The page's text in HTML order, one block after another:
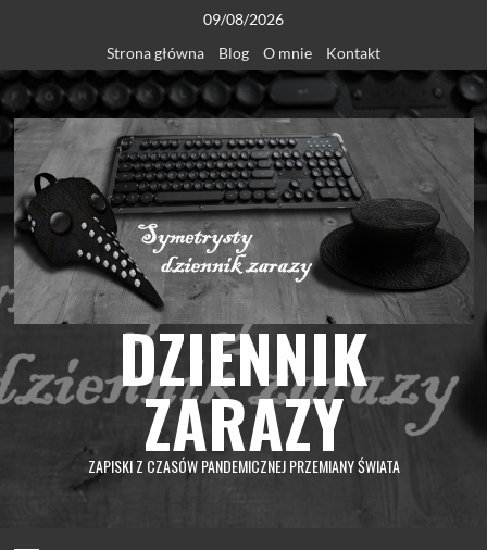
content
09/08/2026
Strona główna
Blog O mnie Kontakt
DZIENNIK
ZARAZY
ZAPISKI Z CZASÓW PANDEMICZNEJ PRZEMIANY ŚWIATA